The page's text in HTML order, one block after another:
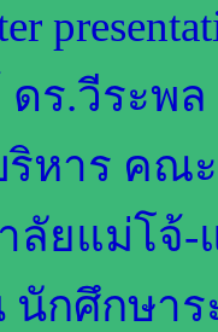
ดร.วีระพ
หาร คณ
ลัยแม่โจ้-
นักศึกษา